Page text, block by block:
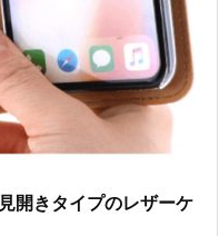
見開きタイプのレザーケ